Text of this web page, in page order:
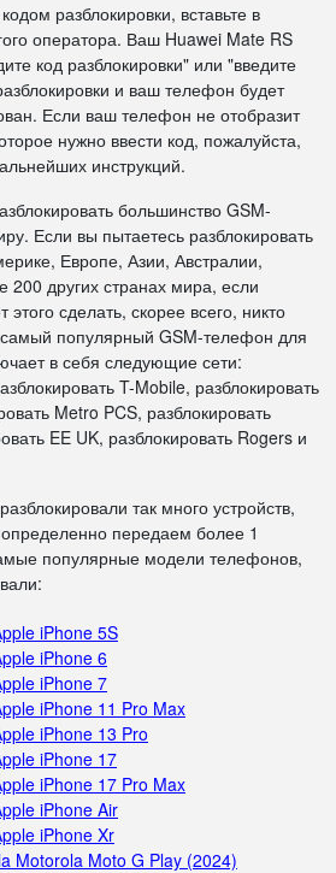
разблокировки, вставьте в
оператора. Ваш Huawei Mate RS
код разблокировки" или "введите
и ваш телефон будет
Если ваш телефон не отобразит
нужно ввести код, пожалуйста,
инструкций.
большинство GSM-
Если вы пытаетесь разблокировать
Европе, Азии, Австралии,
других странах мира, если
сделать, скорее всего, никто
популярный GSM-телефон для
в себя следующие сети:
T-Mobile, разблокировать
Metro PCS, разблокировать
EE UK, разблокировать Rogers и
так много устройств,
передаем более 1
популярные модели телефонов,
iPhone 5S
iPhone 6
iPhone 7
iPhone 11 Pro Max
iPhone 13 Pro
iPhone 17
iPhone 17 Pro Max
iPhone Air
iPhone Xr
Motorola Moto G Play (2024)